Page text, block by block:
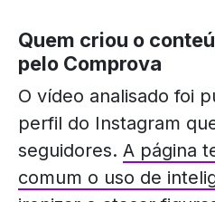
Quem criou o
pelo Comprova
O vídeo analisado foi
perfil do Instagram
seguidores. A página
comum o uso de